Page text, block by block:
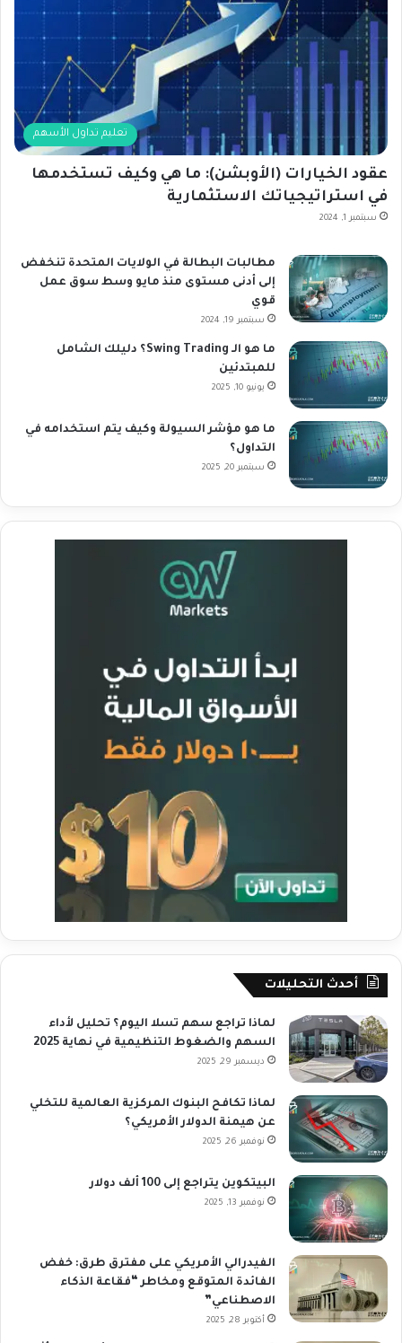
تعليم تداول الأسهم
عقود الخيارات (الأوبشن): ما هي وكيف تستخدمها
في استراتيجياتك الاستثمارية
سبتمبر 1, 2024
مطالبات البطالة في الولايات المتحدة تنخفض
إلى أدنى مستوى منذ مايو وسط سوق عمل
قوي
سبتمبر 19, 2024
ما هو الـ Swing Trading؟ دليلك الشامل
للمبتدئين
يونيو 10, 2025
ما هو مؤشر السيولة وكيف يتم استخدامه في
التداول؟
سبتمبر 20, 2025
أحدث التحليلات
لماذا تراجع سهم تسلا اليوم؟ تحليل لأداء
السهم والضغوط التنظيمية في نهاية 2025
ديسمبر 29, 2025
لماذا تكافح البنوك المركزية العالمية للتخلي
عن هيمنة الدولار الأمريكي؟
نوفمبر 26, 2025
البيتكوين يتراجع إلى 100 ألف دولار
نوفمبر 13, 2025
الفيدرالي الأمريكي على مفترق طرق: خفض
الفائدة المتوقع ومخاطر “فقاعة الذكاء
الاصطناعي”
أكتوبر 28, 2025